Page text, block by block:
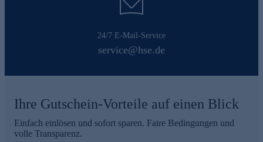
24/7 E-Mail-Service
service@hse.de
Ihre Gutschein-Vorteile auf einen Blick
Einfach einlösen und sofort sparen. Faire Bedingungen und
volle Transparenz.